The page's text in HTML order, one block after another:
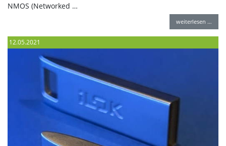
NMOS (Networked …
weiterlesen …
12.05.2021